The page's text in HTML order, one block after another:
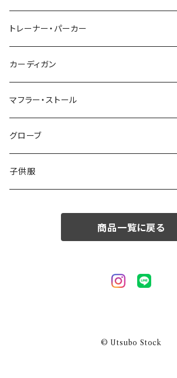
48/L
50/XL～
46/M
48/L
50/XL～
～44/S
46/M
48/L
50/XL～
トレーナー・パーカー
～44/S
46/M
48/L
50/XL～
カーディガン
～44/S
46/M
48/L
マフラー・ストール
グローブ
子供服
商品一覧に戻る
© Utsubo Stock